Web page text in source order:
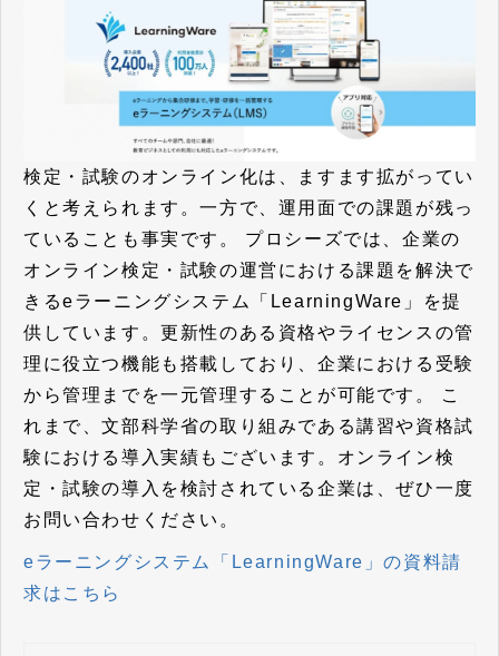
検定・試験のオンライン化は、ますます拡がってい
くと考えられます。一方で、運用面での課題が残っ
ていることも事実です。 プロシーズでは、企業の
オンライン検定・試験の運営における課題を解決で
きるeラーニングシステム「LearningWare」を提
供しています。更新性のある資格やライセンスの管
理に役立つ機能も搭載しており、企業における受験
から管理までを一元管理することが可能です。 こ
れまで、文部科学省の取り組みである講習や資格試
験における導入実績もございます。オンライン検
定・試験の導入を検討されている企業は、ぜひ一度
お問い合わせください。
eラーニングシステム「LearningWare」の資料請
求はこちら